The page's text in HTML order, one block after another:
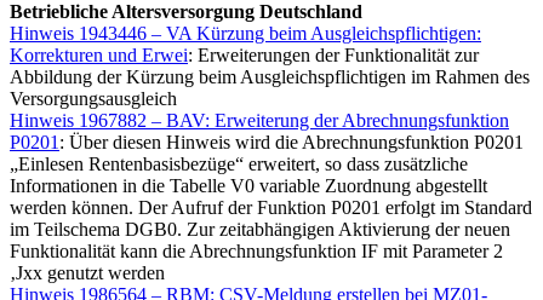
Betriebliche Altersversorgung Deutschland
Hinweis 1943446 – VA Kürzung beim Ausgleichspflichtigen:
Korrekturen und Erwei: Erweiterungen der Funktionalität zur
Abbildung der Kürzung beim Ausgleichspflichtigen im Rahmen des
Versorgungsausgleich
Hinweis 1967882 – BAV: Erweiterung der Abrechnungsfunktion
P0201 : Über diesen Hinweis wird die Abrechnungsfunktion P0201
„Einlesen Rentenbasisbezüge“ erweitert, so dass zusätzliche
Informationen in die Tabelle V0 variable Zuordnung abgestellt
werden können. Der Aufruf der Funktion P0201 erfolgt im Standard
im Teilschema DGB0. Zur zeitabhängigen Aktivierung der neuen
Funktionalität kann die Abrechnungsfunktion IF mit Parameter 2
‚Jxx genutzt werden
Hinweis 1986564 – RBM: CSV-Meldung erstellen bei MZ01-